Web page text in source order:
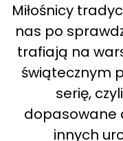
Miłośnicy
nas po
trafiają na
świątecznym
serię,
dopasowane
innych